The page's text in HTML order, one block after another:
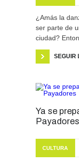
¿Amás la
ser parte de
ciudad?
SEGUIR
Ya se
Payadores
CULTURA